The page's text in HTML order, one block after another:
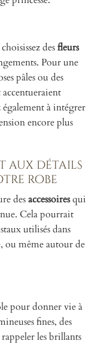
desfleurs
Pour une
pâles ou des
à intégrer
encore plus
aux détails
robe
desaccessoiresqui
Cela pourrait
utilisés dans
ou même autour de
pour donner vie à
fines, des
les brillants